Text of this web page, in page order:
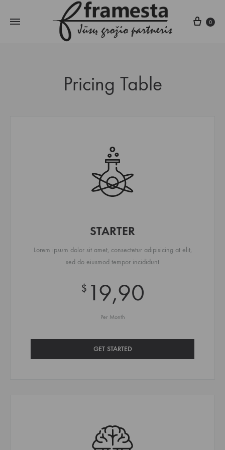
0
Pricing Table
STARTER
Lorem ipsum dolor sit amet, consectetur adipisicing at elit,
sed do eiusmod tempor incididunt
$ 19,90
Per Month
GET STARTED